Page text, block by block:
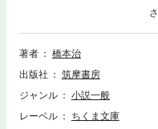
い」毎日を経験し、次第に自
いちばん大切なことって？子
で涙する自伝的小説三部作・全
著者
橋本治
出版社
筑摩書房
ジャンル
小説一般
レーベル
ちくま文庫